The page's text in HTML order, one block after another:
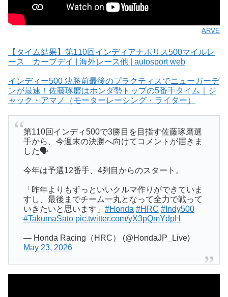
ARVE
【タイム結果】第110回インディアナポリス500マイルレ
ース カーブデイ | 海外レース他 | autosport web
インディー500 決勝前最後のプラクティスでニューガーデ
ンが最速！佐藤琢磨はホンダ勢トップの5番手タイム｜ジ
ャック・アマノ（モーターレーシング・ライター）
第110回インディ500で3勝目を目指す佐藤琢磨選
手から、今週末の決勝へ向けてコメントが届きま
した🗣️
今年は予選12番手、4列目からのスタート。
「昨年よりもずっといいクルマ作りができていま
すし、最後までチーム一丸となって全力で戦って
いきたいと思います」 #Honda #HRC #Indy500
#TakumaSato pic.twitter.com/yX3pQmYdpH
— Honda Racing（HRC） (@HondaJP_Live)
May 23, 2026